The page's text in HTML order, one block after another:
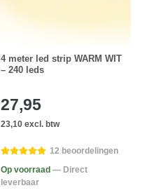
4 meter led strip WARM WIT
– 240 leds
27,95
23,10 excl. btw
12 beoordelingen
Op voorraad — Direct
leverbaar